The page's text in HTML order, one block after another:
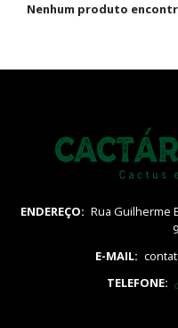
Polaskia
Nenhum produto
ENDEREÇO: Rua Guilherme
E-MAIL:
TELEFONE: